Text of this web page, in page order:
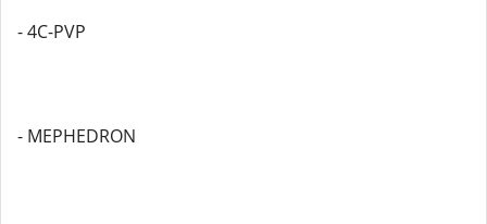
- 4C-PVP
- MEPHEDRON